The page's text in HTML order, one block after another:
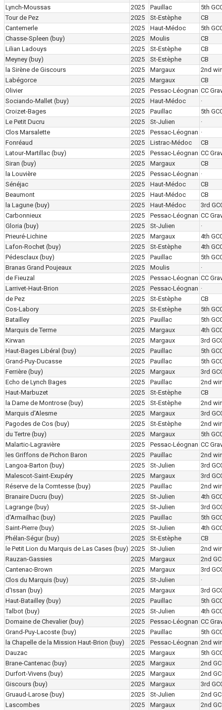
Lynch-Moussas
2025 Pauillac
5th
Tour de Pez
2025 St-Estèphe
CB
Cantemerle
2025 Haut-Médoc
5th
Chasse-Spleen (buy) 2025 Moulis
CB
Lilian Ladouys
2025 St-Estèphe
CB
Meyney (buy) 2025 St-Estèphe
CB
la Sirène de Giscours
2025 Margaux
2nd
Labégorce
2025 Margaux
CB
Olivier
2025 Pessac-Léognan CC
Sociando-Mallet (buy) 2025 Haut-Médoc
·
Croizet-Bages
2025 Pauillac
5th
Le Petit Ducru
2025 St-Julien
·
Clos Marsalette
2025 Pessac-Léognan ·
Fonréaud
2025 Listrac-Médoc
CB
Latour-Martillac (buy) 2025 Pessac-Léognan CC
Siran (buy) 2025 Margaux
CB
la Louvière
2025 Pessac-Léognan ·
Sénéjac
2025 Haut-Médoc
CB
Beaumont
2025 Haut-Médoc
CB
la Lagune (buy) 2025 Haut-Médoc
3rd
Carbonnieux
2025 Pessac-Léognan CC
Gloria (buy) 2025 St-Julien
·
Prieuré-Lichine
2025 Margaux
4th
Lafon-Rochet (buy) 2025 St-Estèphe
4th
Pédesclaux (buy) 2025 Pauillac
5th
Branas Grand Poujeaux
2025 Moulis
·
de Fieuzal
2025 Pessac-Léognan CC
Larrivet-Haut-Brion
2025 Pessac-Léognan ·
de Pez
2025 St-Estèphe
CB
Cos-Labory
2025 St-Estèphe
5th
Batailley
2025 Pauillac
5th
Marquis de Terme
2025 Margaux
4th
Kirwan
2025 Margaux
3rd
Haut-Bages Libéral (buy) 2025 Pauillac
5th
Grand-Puy-Ducasse
2025 Pauillac
5th
Ferrière (buy) 2025 Margaux
3rd
Echo de Lynch Bages
2025 Pauillac
2nd
Haut-Marbuzet
2025 St-Estèphe
CB
la Dame de Montrose (buy) 2025 St-Estèphe
2nd
Marquis d'Alesme
2025 Margaux
3rd
Pagodes de Cos (buy) 2025 St-Estèphe
2nd
du Tertre (buy) 2025 Margaux
5th
Malartic-Lagravière
2025 Pessac-Léognan CC
les Griffons de Pichon Baron
2025 Pauillac
2nd
Langoa-Barton (buy) 2025 St-Julien
3rd
Malescot-Saint-Exupéry
2025 Margaux
3rd
Réserve de la Comtesse (buy) 2025 Pauillac
2nd
Branaire Ducru (buy) 2025 St-Julien
4th
Lagrange (buy) 2025 St-Julien
3rd
d'Armailhac (buy) 2025 Pauillac
5th
Saint-Pierre (buy) 2025 St-Julien
4th
Phélan-Ségur (buy) 2025 St-Estèphe
CB
le Petit Lion du Marquis de Las Cases (buy) 2025 St-Julien
2nd
Rauzan-Gassies
2025 Margaux
2nd
Cantenac-Brown
2025 Margaux
3rd
Clos du Marquis (buy) 2025 St-Julien
·
d'Issan (buy) 2025 Margaux
3rd
Haut-Batailley (buy) 2025 Pauillac
5th
Talbot (buy) 2025 St-Julien
4th
Domaine de Chevalier (buy) 2025 Pessac-Léognan CC
Grand-Puy-Lacoste (buy) 2025 Pauillac
5th
la Chapelle de la Mission Haut-Brion (buy) 2025 Pessac-Léognan 2nd
Dauzac
2025 Margaux
5th
Brane-Cantenac (buy) 2025 Margaux
2nd
Durfort-Vivens (buy) 2025 Margaux
2nd
Giscours (buy) 2025 Margaux
3rd
Gruaud-Larose (buy) 2025 St-Julien
2nd
Lascombes
2025 Margaux 2nd